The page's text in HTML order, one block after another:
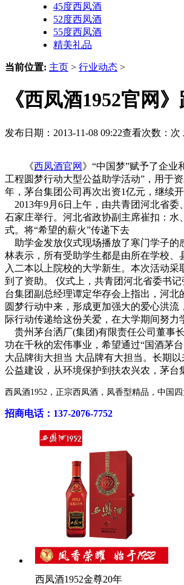
45度西凤酒
52度西凤酒
55度西凤酒
精美礼品
当前位置: 主页 > 行业动态 >
《西凤酒1952官网
发布日期：2013-11-08 09:22查看次数： 次
《西凤酒官网 》“中国梦”赋予了企
工程圆梦行动大型公益助学活动”，用于
年，茅台集团公司再次出资1亿元，继续
2013年9月6日上午，由共青团河北省委
石家庄举行。河北省政协副主席崔扣：
式。将“希望的薪火”传递下去
助学金发放仪式现场播放了寒门学子的
林表示，所有受助学生都是由所在学校
入二本以上院校的大学新生。本次活动
到了资助。 仪式上，共青团河北省委书
台集团副总经理谭定华存会上指出，河北
圆梦行动中来，形成更加强大的爱心洪流
际行动传递给这份关爱，在大学期间努力
贵州茅台洒厂(集团)有限责任公司董事
功在千秋的宏伟事业，希望通过“国酒茅
大品牌街大担当 大品牌有大担当。长期
公益建设，从环境保护到扶农兴农，茅台
西凤酒1952，正宗西凤酒，凤香型精品，中国
招商电话：137-2076-7752
西凤酒1952金尊20年